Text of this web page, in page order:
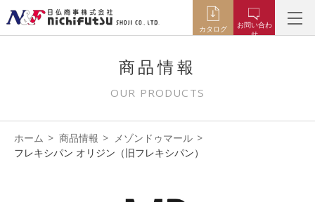
カタログ
お問い合わ
せ
商品情報
OUR PRODUCTS
ホーム 商品情報
メゾンドゥマール
フレキシパン オリジン（旧フレキシパン）